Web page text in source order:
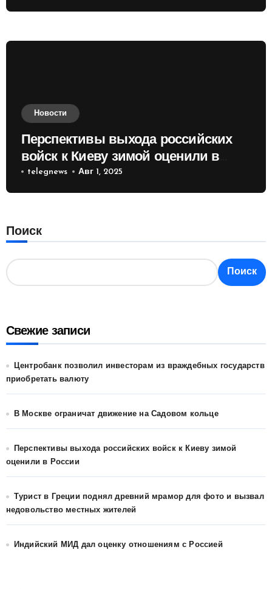
Новости
Перспективы выхода российских
войск к Киеву зимой оценили в
России
telegnews Авг 1, 2025
Поиск
Поиск
Свежие записи
Центробанк позволил инвесторам из враждебных государств
приобретать валюту
В Москве ограничат движение на Садовом кольце
Перспективы выхода российских войск к Киеву зимой
оценили в России
Турист в Греции поднял древний мрамор для фото и вызвал
недовольство местных жителей
Индийский МИД дал оценку отношениям с Россией